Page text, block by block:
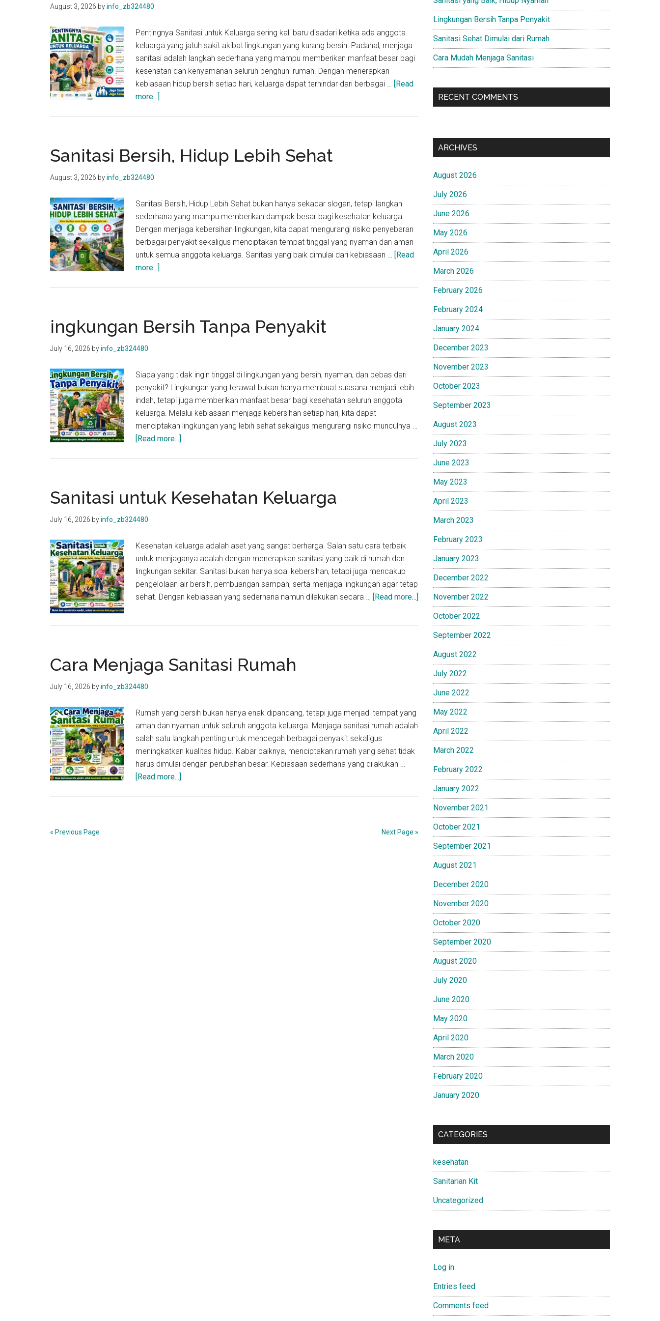
August 3, 2026 byinfo_zb324480
Pentingnya Sanitasi untuk Keluarga sering kali baru disadari ketika ada anggota
keluarga yang jatuh sakit akibat lingkungan yang kurang bersih. Padahal, menjaga
sanitasi adalah langkah sederhana yang mampu memberikan manfaat besar bagi
kesehatan dan kenyamanan seluruh penghuni rumah. Dengan menerapkan
kebiasaan hidup bersih setiap hari, keluarga dapat terhindar dari berbagai … [Read
more...]
Keluarga
Sanitasi Bersih, Hidup Lebih Sehat
August 3, 2026 byinfo_zb324480
Sanitasi Bersih, Hidup Lebih Sehat bukan hanya sekadar slogan, tetapi langkah
sederhana yang mampu memberikan dampak besar bagi kesehatan keluarga.
Dengan menjaga kebersihan lingkungan, kita dapat mengurangi risiko penyebaran
berbagai penyakit sekaligus menciptakan tempat tinggal yang nyaman dan aman
untuk semua anggota keluarga. Sanitasi yang baik dimulai dari kebiasaan … [Read
more...]
Sehat
ingkungan Bersih Tanpa Penyakit
July 16, 2026 byinfo_zb324480
Siapa yang tidak ingin tinggal di lingkungan yang bersih, nyaman, dan bebas dari
penyakit? Lingkungan yang terawat bukan hanya membuat suasana menjadi lebih
indah, tetapi juga memberikan manfaat besar bagi kesehatan seluruh anggota
keluarga. Melalui kebiasaan menjaga kebersihan setiap hari, kita dapat
menciptakan lingkungan yang lebih sehat sekaligus mengurangi risiko munculnya …
[Read more...]
Penyakit
Sanitasi untuk Kesehatan Keluarga
July 16, 2026 byinfo_zb324480
Kesehatan keluarga adalah aset yang sangat berharga. Salah satu cara terbaik
untuk menjaganya adalah dengan menerapkan sanitasi yang baik di rumah dan
lingkungan sekitar. Sanitasi bukan hanya soal kebersihan, tetapi juga mencakup
pengelolaan air bersih, pembuangan sampah, serta menjaga lingkungan agar tetap
sehat. Dengan kebiasaan yang sederhana namun dilakukan secara … [Read more...] about
Sanitasi
untuk
Kesehatan
Keluarga
Cara Menjaga Sanitasi Rumah
July 16, 2026 byinfo_zb324480
Rumah yang bersih bukan hanya enak dipandang, tetapi juga menjadi tempat yang
aman dan nyaman untuk seluruh anggota keluarga. Menjaga sanitasi rumah adalah
salah satu langkah penting untuk mencegah berbagai penyakit sekaligus
meningkatkan kualitas hidup. Kabar baiknya, menciptakan rumah yang sehat tidak
harus dimulai dengan perubahan besar. Kebiasaan sederhana yang dilakukan …
[Read more...]
« Previous Page Next Page »
Lingkungan Bersih Tanpa Penyakit
Sanitasi Sehat Dimulai dari Rumah
Cara Mudah Menjaga Sanitasi
RECENT COMMENTS
ARCHIVES
August 2026
July 2026
June 2026
May 2026
April 2026
March 2026
February 2026
February 2024
January 2024
December 2023
November 2023
October 2023
September 2023
August 2023
July 2023
June 2023
May 2023
April 2023
March 2023
February 2023
January 2023
December 2022
November 2022
October 2022
September 2022
August 2022
July 2022
June 2022
May 2022
April 2022
March 2022
February 2022
January 2022
November 2021
October 2021
September 2021
August 2021
December 2020
November 2020
October 2020
September 2020
August 2020
July 2020
June 2020
May 2020
April 2020
March 2020
February 2020
January 2020
CATEGORIES
kesehatan
Sanitarian Kit
Uncategorized
META
Log in
Entries feed
Comments feed